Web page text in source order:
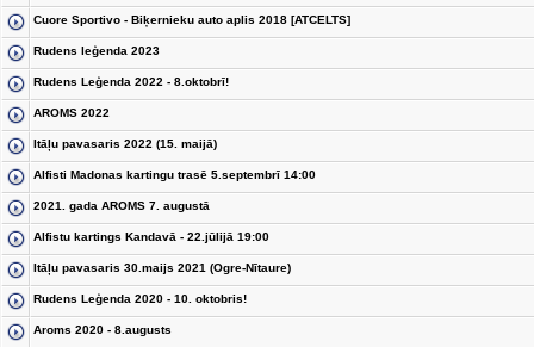
Cuore Sportivo - Biķernieku auto aplis 2018 [ATCELTS]
Rudens leģenda 2023
Rudens Leģenda 2022 - 8.oktobrī!
AROMS 2022
Itāļu pavasaris 2022 (15. maijā)
Alfisti Madonas kartingu trasē 5.septembrī 14:00
2021. gada AROMS 7. augustā
Alfistu kartings Kandavā - 22.jūlijā 19:00
Itāļu pavasaris 30.maijs 2021 (Ogre-Nītaure)
Rudens Leģenda 2020 - 10. oktobris!
Aroms 2020 - 8.augusts